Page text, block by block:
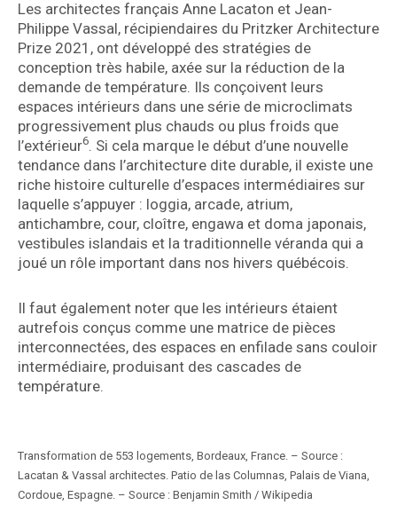
Les architectes français Anne Lacaton et Jean-
Philippe Vassal, récipiendaires du Pritzker Architecture
Prize 2021, ont développé des stratégies de
conception très habile, axée sur la réduction de la
demande de température. Ils conçoivent leurs
espaces intérieurs dans une série de microclimats
progressivement plus chauds ou plus froids que
l’extérieur6. Si cela marque le début d’une nouvelle
tendance dans l’architecture dite durable, il existe une
riche histoire culturelle d’espaces intermédiaires sur
laquelle s’appuyer : loggia, arcade, atrium,
antichambre, cour, cloître, engawa et doma japonais,
vestibules islandais et la traditionnelle véranda qui a
joué un rôle important dans nos hivers québécois.
Il faut également noter que les intérieurs étaient
autrefois conçus comme une matrice de pièces
interconnectées, des espaces en enfilade sans couloir
intermédiaire, produisant des cascades de
température.
Transformation de 553 logements, Bordeaux, France. – Source :
Lacatan & Vassal architectes. Patio de las Columnas, Palais de Viana,
Cordoue, Espagne. – Source : Benjamin Smith / Wikipedia